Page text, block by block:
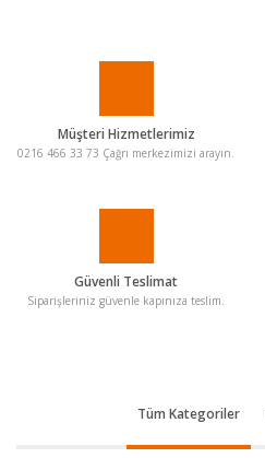
Müşteri Hizmetlerimiz
0216 466 33 73 Çağrı merkezimizi arayın.
Güvenli Teslimat
Siparişleriniz güvenle kapınıza teslim.
Tüm Kategoriler